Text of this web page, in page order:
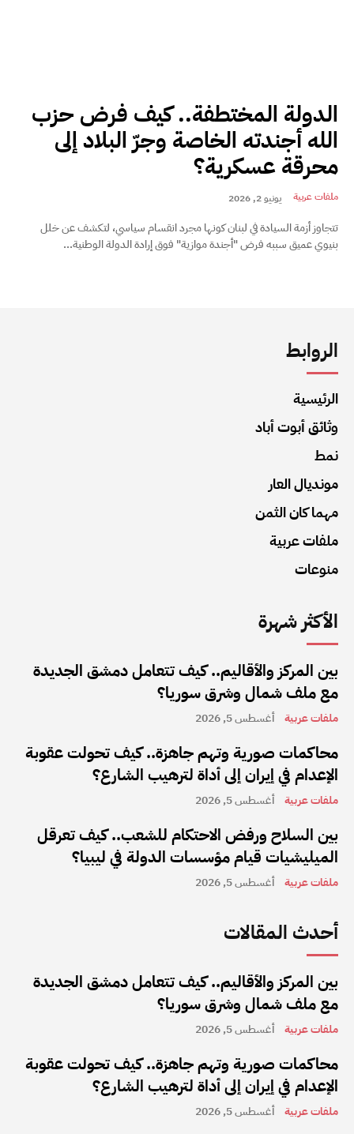
الدولة المختطفة.. كيف فرض حزب
الله أجندته الخاصة وجرّ البلاد إلى
محرقة عسكرية؟
ملفات عربية يونيو 2, 2026
تتجاوز أزمة السيادة في لبنان كونها مجرد انقسام سياسي، لتكشف عن خلل
بنيوي عميق سببه فرض "أجندة موازية" فوق إرادة الدولة الوطنية...
الروابط
الرئيسية
وثائق أبوت أباد
نمط
مونديال العار
مهما كان الثمن
ملفات عربية
منوعات
الأكثر شهرة
بين المركز والأقاليم.. كيف تتعامل دمشق الجديدة
مع ملف شمال وشرق سوريا؟
ملفات عربية أغسطس 5, 2026
محاكمات صورية وتهم جاهزة.. كيف تحولت عقوبة
الإعدام في إيران إلى أداة لترهيب الشارع؟
ملفات عربية أغسطس 5, 2026
بين السلاح ورفض الاحتكام للشعب.. كيف تعرقل
الميليشيات قيام مؤسسات الدولة في ليبيا؟
ملفات عربية أغسطس 5, 2026
أحدث المقالات
بين المركز والأقاليم.. كيف تتعامل دمشق الجديدة
مع ملف شمال وشرق سوريا؟
ملفات عربية أغسطس 5, 2026
محاكمات صورية وتهم جاهزة.. كيف تحولت عقوبة
الإعدام في إيران إلى أداة لترهيب الشارع؟
ملفات عربية أغسطس 5, 2026